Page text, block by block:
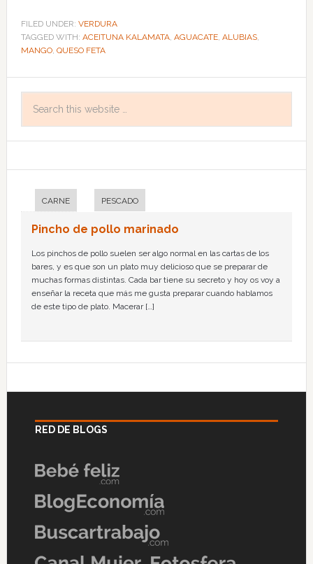
FILED UNDER: VERDURA
TAGGED WITH: ACEITUNA KALAMATA, AGUACATE, ALUBIAS,
MANGO, QUESO FETA
CARNE PESCADO
Pincho de pollo marinado
Los pinchos de pollo suelen ser algo normal en las cartas de los
bares, y es que son un plato muy delicioso que se preparar de
muchas formas distintas. Cada bar tiene su secreto y hoy os voy a
enseñar la receta que más me gusta preparar cuando hablamos
de este tipo de plato. Macerar […]
RED DE BLOGS